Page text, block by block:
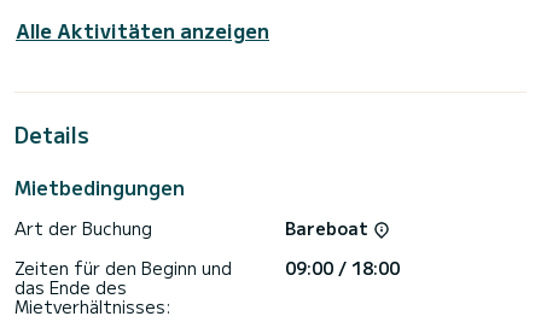
personalisieren.
Alle Aktivitäten anzeigen
Details
Mietbedingungen
Art der Buchung
Bareboat
Zeiten für den Beginn und
das Ende des
Mietverhältnisses:
09:00 / 18:00